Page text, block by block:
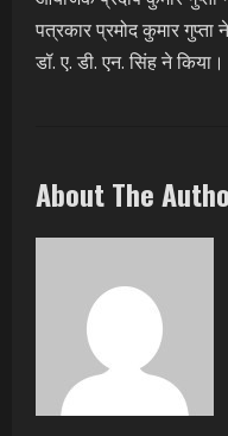
पत्रकार प्रमोद कुमार
डॉ. ए. डी. एन. सिंह ने किया।
About The